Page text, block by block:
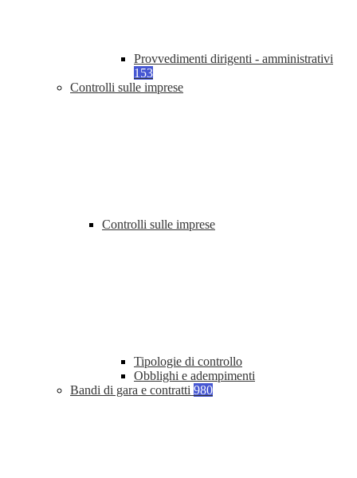
Provvedimenti dirigenti - amministrativi
153
Controlli sulle imprese
Controlli sulle imprese
Tipologie di controllo
Obblighi e adempimenti
Bandi di gara e contratti 980